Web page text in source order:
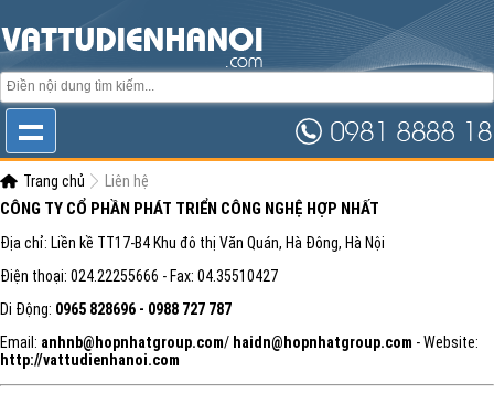
Trang chủ Liên hệ
CÔNG TY CỔ PHẦN PHÁT TRIỂN CÔNG NGHỆ HỢP NHẤT
Địa chỉ: Liền kề TT17-B4 Khu đô thị Văn Quán, Hà Đông, Hà Nội
Điện thoại: 024.22255666 - Fax: 04.35510427
Di Động: 0965 828696 - 0988 727 787
Email: anhnb@hopnhatgroup.com/ haidn@hopnhatgroup.com - Website:
http://vattudienhanoi.com